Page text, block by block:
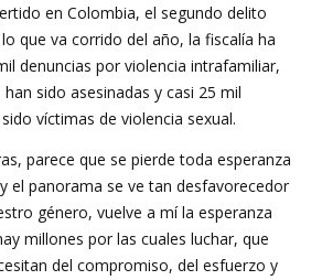
en Colombia, el segundo delito
que va corrido del año, la fiscalía ha
denuncias por violencia intrafamiliar,
sido asesinadas y casi 25 mil
víctimas de violencia sexual.
parece que se pierde toda esperanza
el panorama se ve tan desfavorecedor
género, vuelve a mí la esperanza
millones por las cuales luchar, que
del compromiso, del esfuerzo y